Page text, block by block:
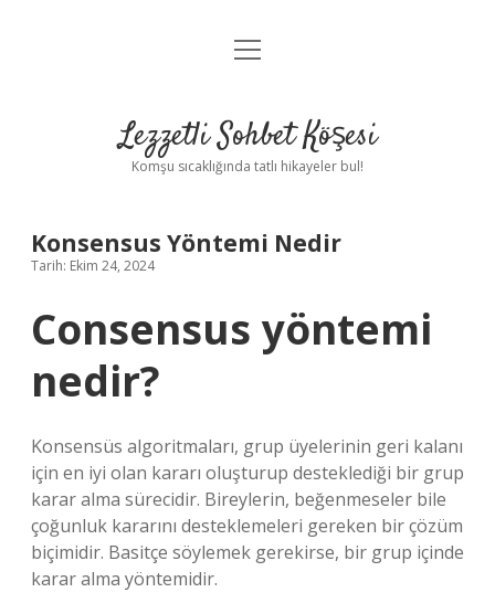
Anasayfa
Yasal Uyarı
menüyü
Lezzetli Sohbet Köşesi
Komşu sıcaklığında tatlı hikayeler bul!
Konsensus Yöntemi Nedir
Tarih: Ekim 24, 2024
Consensus yöntemi
nedir?
Konsensüs algoritmaları, grup üyelerinin geri kalanı
için en iyi olan kararı oluşturup desteklediği bir grup
karar alma sürecidir. Bireylerin, beğenmeseler bile
çoğunluk kararını desteklemeleri gereken bir çözüm
biçimidir. Basitçe söylemek gerekirse, bir grup içinde
karar alma yöntemidir.